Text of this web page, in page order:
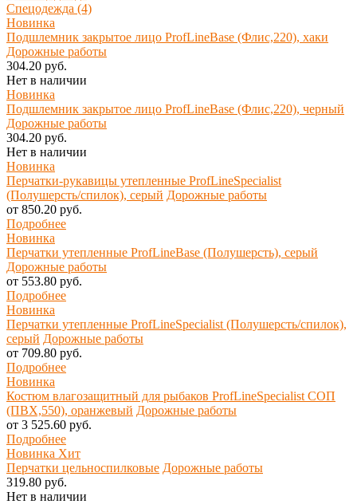
Спецодежда (4)
Новинка
Подшлемник закрытое лицо ProfLineBase (Флис,220), хаки
Дорожные работы
304.20 руб.
Нет в наличии
Новинка
Подшлемник закрытое лицо ProfLineBase (Флис,220), черный
Дорожные работы
304.20 руб.
Нет в наличии
Новинка
Перчатки-рукавицы утепленные ProfLineSpecialist
(Полушерсть/спилок), серый Дорожные работы
от 850.20 руб.
Подробнее
Новинка
Перчатки утепленные ProfLineBase (Полушерсть), серый
Дорожные работы
от 553.80 руб.
Подробнее
Новинка
Перчатки утепленные ProfLineSpecialist (Полушерсть/спилок),
серый Дорожные работы
от 709.80 руб.
Подробнее
Новинка
Костюм влагозащитный для рыбаков ProfLineSpecialist СОП
(ПВХ,550), оранжевый Дорожные работы
от 3 525.60 руб.
Подробнее
Новинка Хит
Перчатки цельноспилковые Дорожные работы
319.80 руб.
Нет в наличии